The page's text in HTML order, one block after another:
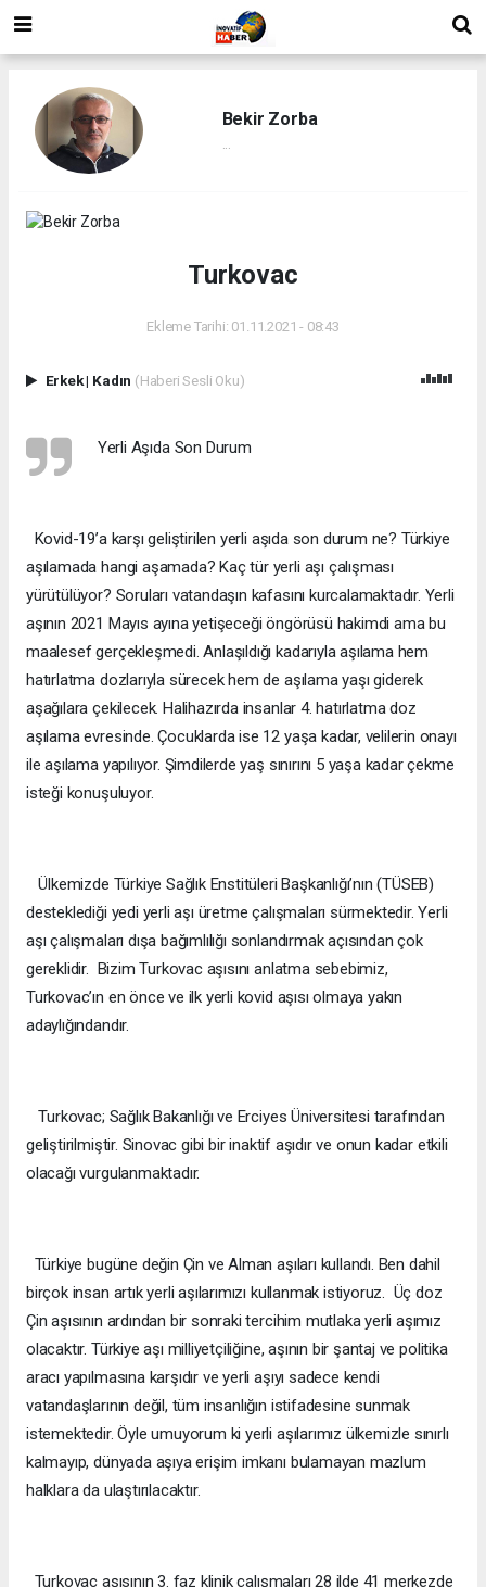
Bekir Zorba
Turkovac
Ekleme Tarihi: 01.11.2021 - 08:43
Erkek| Kadın (Haberi Sesli Oku)
Yerli Aşıda Son Durum
Kovid-19’a karşı geliştirilen yerli aşıda son durum ne? Türkiye
aşılamada hangi aşamada? Kaç tür yerli aşı çalışması
yürütülüyor? Soruları vatandaşın kafasını kurcalamaktadır. Yerli
aşının 2021 Mayıs ayına yetişeceği öngörüsü hakimdi ama bu
maalesef gerçekleşmedi. Anlaşıldığı kadarıyla aşılama hem
hatırlatma dozlarıyla sürecek hem de aşılama yaşı giderek
aşağılara çekilecek. Halihazırda insanlar 4. hatırlatma doz
aşılama evresinde. Çocuklarda ise 12 yaşa kadar, velilerin onayı
ile aşılama yapılıyor. Şimdilerde yaş sınırını 5 yaşa kadar çekme
isteği konuşuluyor.
Ülkemizde Türkiye Sağlık Enstitüleri Başkanlığı’nın (TÜSEB)
desteklediği yedi yerli aşı üretme çalışmaları sürmektedir. Yerli
aşı çalışmaları dışa bağımlılığı sonlandırmak açısından çok
gereklidir. Bizim Turkovac aşısını anlatma sebebimiz,
Turkovac’ın en önce ve ilk yerli kovid aşısı olmaya yakın
adaylığındandır.
Turkovac; Sağlık Bakanlığı ve Erciyes Üniversitesi tarafından
geliştirilmiştir. Sinovac gibi bir inaktif aşıdır ve onun kadar etkili
olacağı vurgulanmaktadır.
Türkiye bugüne değin Çin ve Alman aşıları kullandı. Ben dahil
birçok insan artık yerli aşılarımızı kullanmak istiyoruz. Üç doz
Çin aşısının ardından bir sonraki tercihim mutlaka yerli aşımız
olacaktır. Türkiye aşı milliyetçiliğine, aşının bir şantaj ve politika
aracı yapılmasına karşıdır ve yerli aşıyı sadece kendi
vatandaşlarının değil, tüm insanlığın istifadesine sunmak
istemektedir. Öyle umuyorum ki yerli aşılarımız ülkemizle sınırlı
kalmayıp, dünyada aşıya erişim imkanı bulamayan mazlum
halklara da ulaştırılacaktır.
Turkovac aşısının 3. faz klinik çalışmaları 28 ilde 41 merkezde